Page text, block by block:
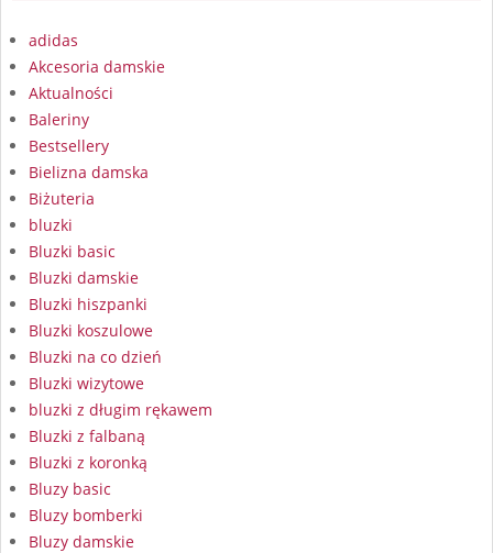
adidas
Akcesoria damskie
Aktualności
Baleriny
Bestsellery
Bielizna damska
Biżuteria
bluzki
Bluzki basic
Bluzki damskie
Bluzki hiszpanki
Bluzki koszulowe
Bluzki na co dzień
Bluzki wizytowe
bluzki z długim rękawem
Bluzki z falbaną
Bluzki z koronką
Bluzy basic
Bluzy bomberki
Bluzy damskie